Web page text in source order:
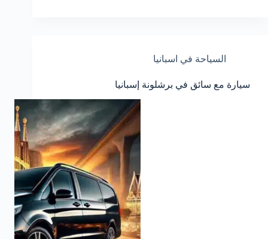
السياحة في اسبانيا
سيارة مع سائق في برشلونة إسبانيا